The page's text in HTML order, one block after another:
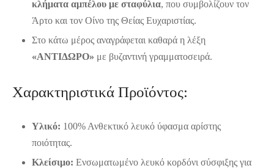
κλήματα αμπέλου με σταφύλια, που συμβολίζουν τον
Άρτο και τον Οίνο της Θείας Ευχαριστίας.
Στο κάτω μέρος αναγράφεται καθαρά η λέξη
«ΑΝΤΙΔΩΡΟ» με βυζαντινή γραμματοσειρά.
Χαρακτηριστικά Προϊόντος:
Υλικό: 100% Ανθεκτικό λευκό ύφασμα αρίστης
ποιότητας.
Κλείσιμο: Ενσωματωμένο λευκό κορδόνι σύσφιξης για